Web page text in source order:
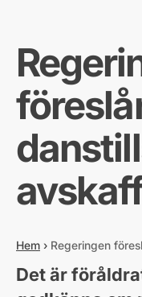
Hem › Regeringen
Det är